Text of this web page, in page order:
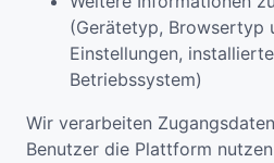
(Gerätetyp, Browsertyp
Einstellungen,
Betriebssystem)
Wir verarbeiten
Benutzer die Plattform